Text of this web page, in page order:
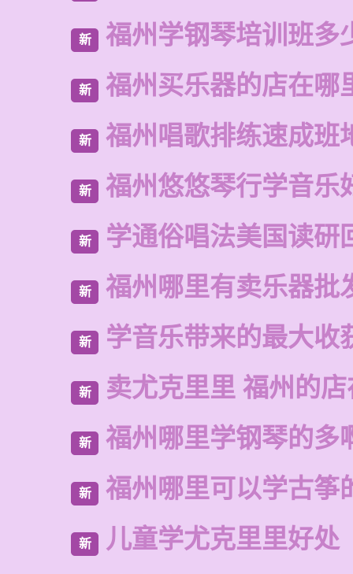
新 福州学钢琴培训班多
新 福州买乐器的店在哪
新 福州唱歌排练速成班
新 福州悠悠琴行学音乐
新 学通俗唱法美国读研
新 福州哪里有卖乐器批
新 学音乐带来的最大收
新 卖尤克里里 福州的
新 福州哪里学钢琴的多
新 福州哪里可以学古筝
新 儿童学尤克里里好处